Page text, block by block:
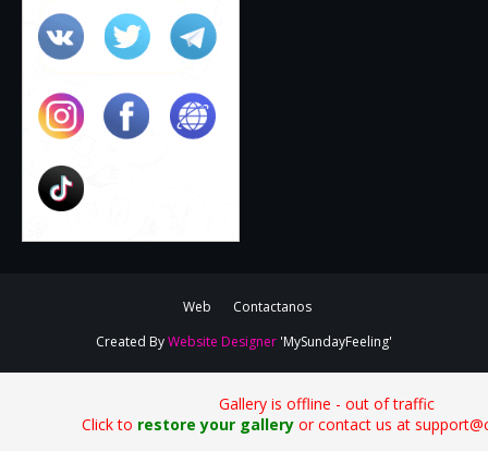
Web
Contactanos
Created ByWebsite Designer 'MySundayFeeling'
Gallery is offline - out of traffic
Click to restore your galleryor contact us at